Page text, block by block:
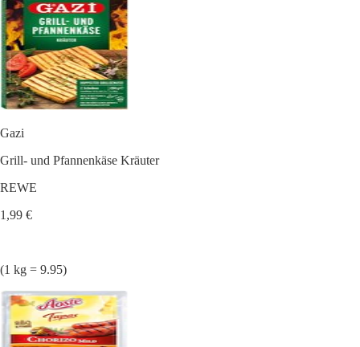
Gazi
Grill- und Pfannenkäse Kräuter
REWE
1,99 €
(1 kg = 9.95)